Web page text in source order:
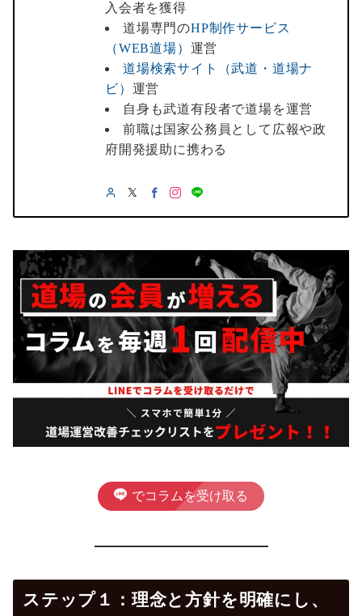
入会者を獲得
道場専門のHP制作サービス
（WEB道場） 運営
道場検索サイト（武道・道場ナ
ビ） 運営
自身も武道有段者で道場を運営
前職は国家公務員として広報や政
府開発援助に携わる
でコラムを受け取る
ステップ１：理念と方針を明確にし、